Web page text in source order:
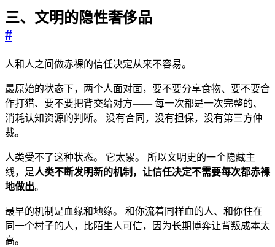
三、文明的隐性奢侈品
#
人和人之间做赤裸的信任决定从来不容易。
最原始的状态下，两个人面对面，要不要分享食物、要不要合
作打猎、要不要把背交给对方—— 每一次都是一次完整的、
消耗认知资源的判断。 没有合同，没有担保，没有第三方仲
裁。
人类受不了这种状态。 它太累。 所以文明史的一个隐藏主
线，是人类不断发明新的机制，让信任决定不需要每次都赤裸
地做出。
最早的机制是血缘和地缘。 和你流着同样血的人、和你住在
同一个村子的人，比陌生人可信，因为长期博弈让背叛成本太
高。